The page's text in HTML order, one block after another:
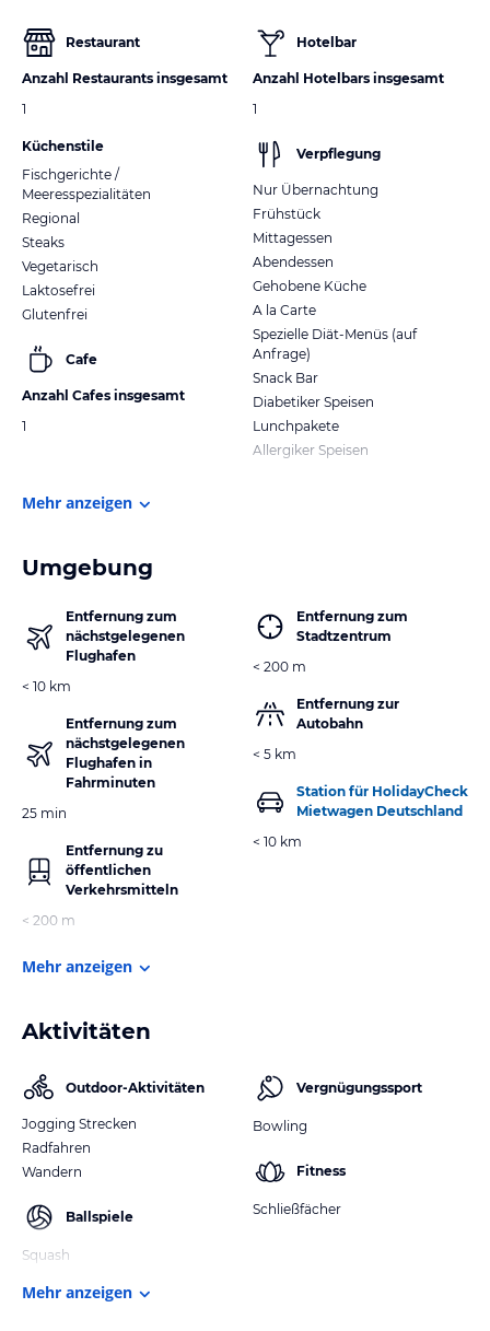
Restaurant
Anzahl Restaurants insgesamt
1
Küchenstile
Fischgerichte /
Meeresspezialitäten
Regional
Steaks
Vegetarisch
Laktosefrei
Glutenfrei
Cafe
Anzahl Cafes insgesamt
1
Hotelbar
Anzahl Hotelbars insgesamt
1
Verpflegung
Nur Übernachtung
Frühstück
Mittagessen
Abendessen
Gehobene Küche
A la Carte
Spezielle Diät-Menüs (auf
Anfrage)
Snack Bar
Diabetiker Speisen
Lunchpakete
Allergiker Speisen
Mehr anzeigen
Umgebung
Entfernung zum
nächstgelegenen
Flughafen
< 10 km
Entfernung zum
nächstgelegenen
Flughafen in
Fahrminuten
25 min
Entfernung zu
öffentlichen
Verkehrsmitteln
< 200 m
Entfernung zum
Stadtzentrum
< 200 m
Entfernung zur
Autobahn
< 5 km
Station für HolidayCheck
Mietwagen Deutschland
< 10 km
Mehr anzeigen
Aktivitäten
Outdoor-Aktivitäten
Jogging Strecken
Radfahren
Wandern
Ballspiele
Squash
Vergnügungssport
Bowling
Fitness
Schließfächer
Mehr anzeigen